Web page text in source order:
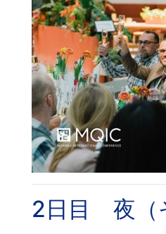
2日目 夜（